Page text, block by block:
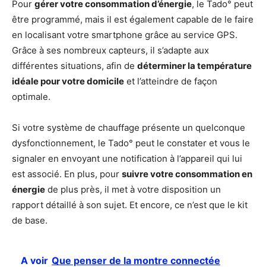
Pour gérer votre consommation d’énergie, le Tado° peut
être programmé, mais il est également capable de le faire
en localisant votre smartphone grâce au service GPS.
Grâce à ses nombreux capteurs, il s’adapte aux
différentes situations, afin de déterminer la température
idéale pour votre domicile et l’atteindre de façon
optimale.
Si votre système de chauffage présente un quelconque
dysfonctionnement, le Tado° peut le constater et vous le
signaler en envoyant une notification à l’appareil qui lui
est associé. En plus, pour suivre votre consommation en
énergie de plus près, il met à votre disposition un
rapport détaillé à son sujet. Et encore, ce n’est que le kit
de base.
A voir Que penser de la montre connectée